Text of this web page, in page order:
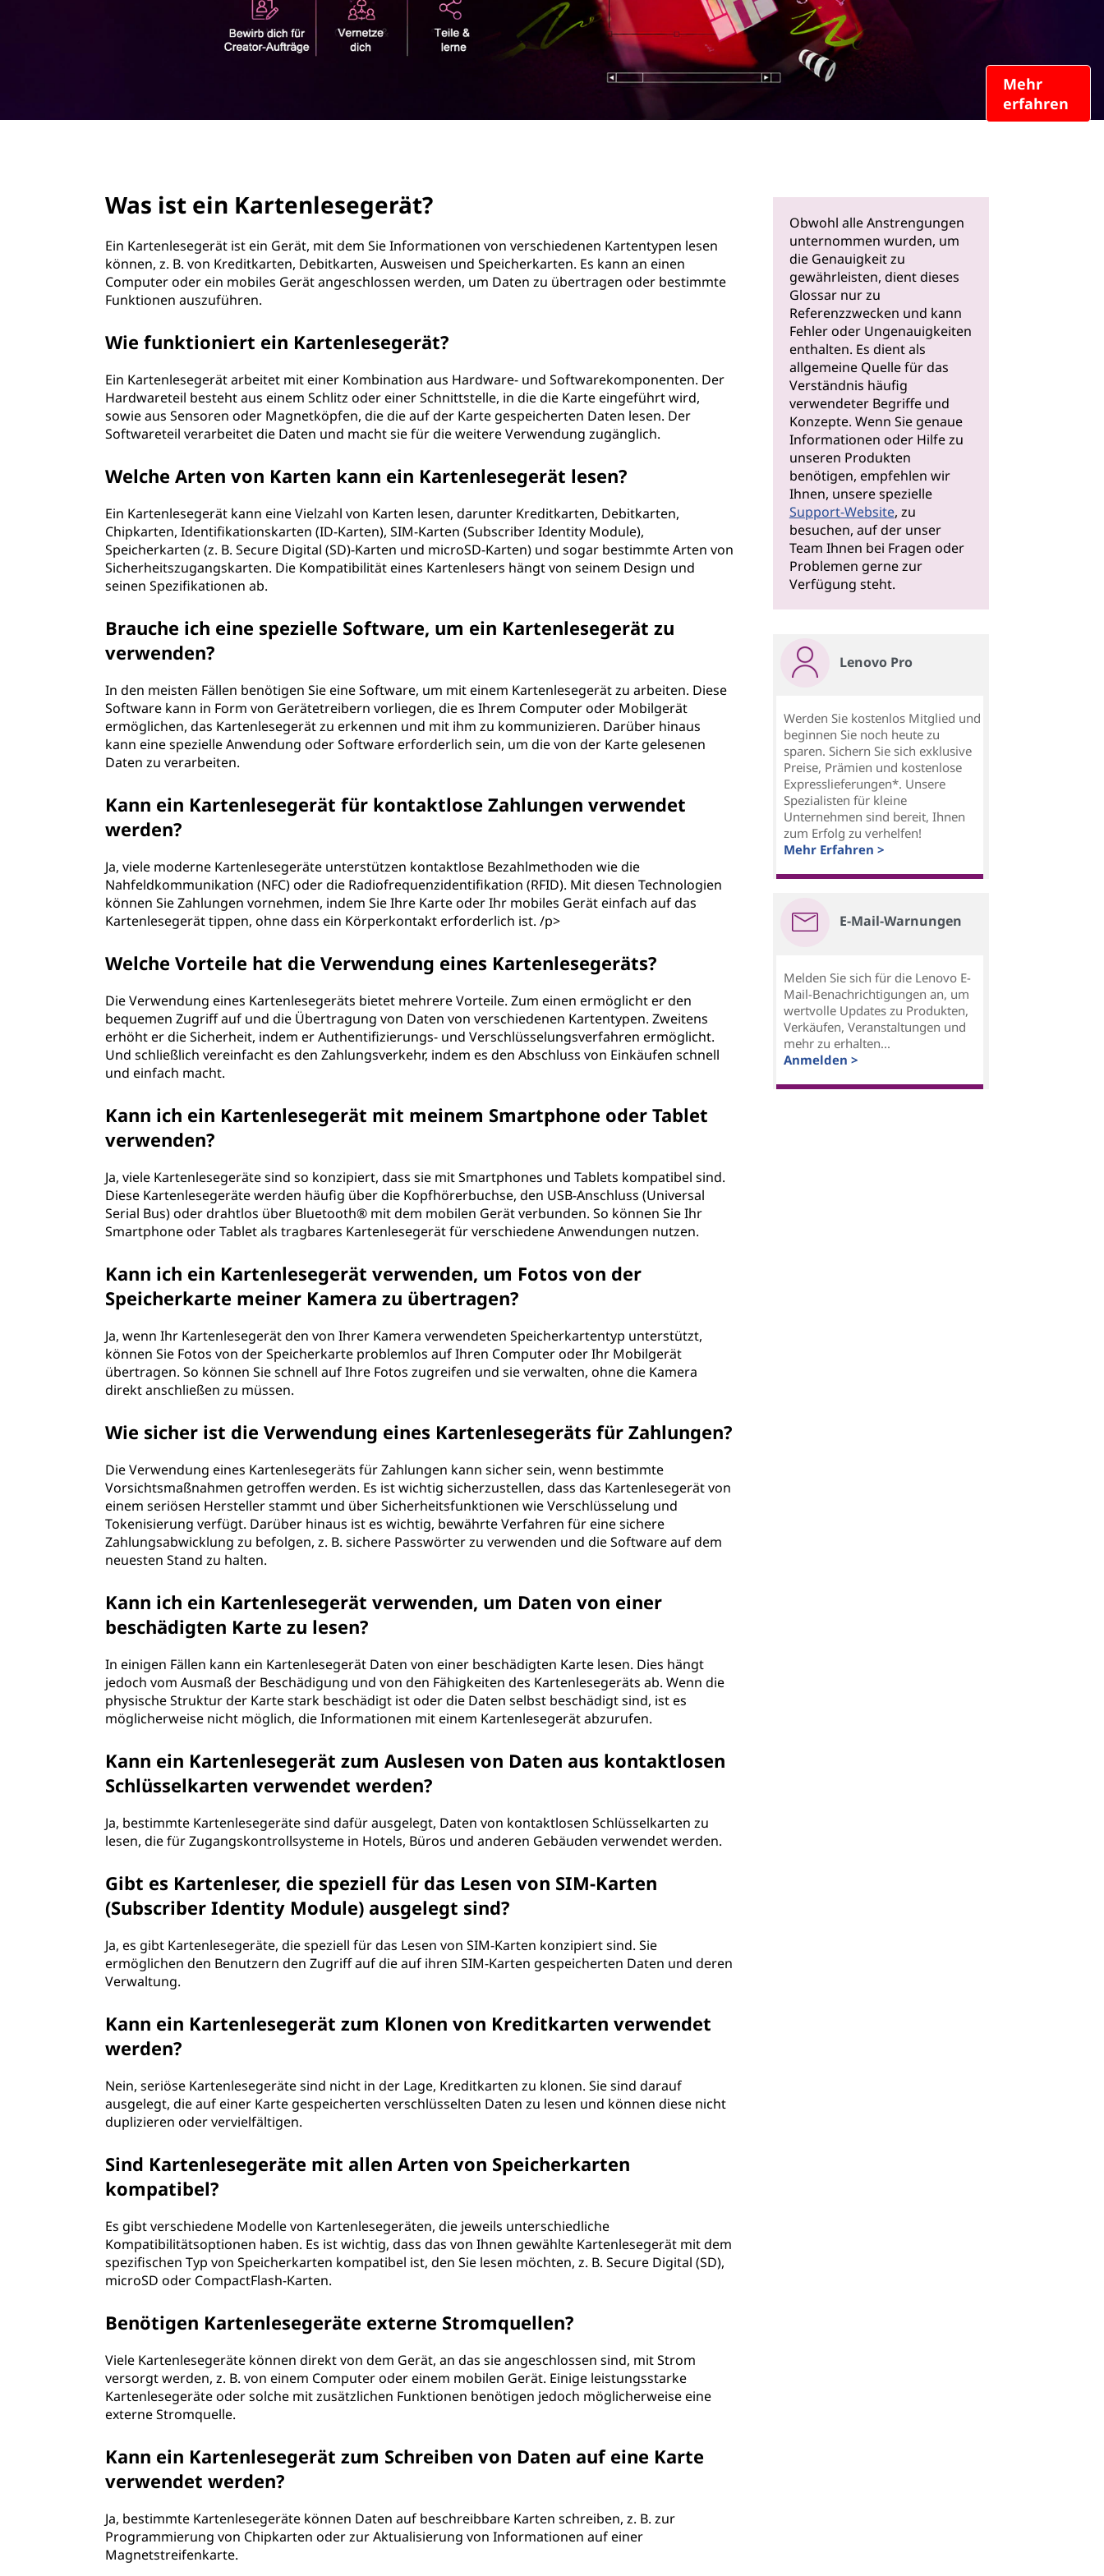
Was ist ein Kartenlesegerät?
Ein Kartenlesegerät ist ein Gerät, mit dem Sie Informationen von verschiedenen Kartentypen lesen
können, z. B. von Kreditkarten, Debitkarten, Ausweisen und Speicherkarten. Es kann an einen
Computer oder ein mobiles Gerät angeschlossen werden, um Daten zu übertragen oder bestimmte
Funktionen auszuführen.
Wie funktioniert ein Kartenlesegerät?
Ein Kartenlesegerät arbeitet mit einer Kombination aus Hardware- und Softwarekomponenten. Der
Hardwareteil besteht aus einem Schlitz oder einer Schnittstelle, in die die Karte eingeführt wird,
sowie aus Sensoren oder Magnetköpfen, die die auf der Karte gespeicherten Daten lesen. Der
Softwareteil verarbeitet die Daten und macht sie für die weitere Verwendung zugänglich.
Welche Arten von Karten kann ein Kartenlesegerät lesen?
Ein Kartenlesegerät kann eine Vielzahl von Karten lesen, darunter Kreditkarten, Debitkarten,
Chipkarten, Identifikationskarten (ID-Karten), SIM-Karten (Subscriber Identity Module),
Speicherkarten (z. B. Secure Digital (SD)-Karten und microSD-Karten) und sogar bestimmte Arten von
Sicherheitszugangskarten. Die Kompatibilität eines Kartenlesers hängt von seinem Design und
seinen Spezifikationen ab.
Brauche ich eine spezielle Software, um ein Kartenlesegerät zu
verwenden?
In den meisten Fällen benötigen Sie eine Software, um mit einem Kartenlesegerät zu arbeiten. Diese
Software kann in Form von Gerätetreibern vorliegen, die es Ihrem Computer oder Mobilgerät
ermöglichen, das Kartenlesegerät zu erkennen und mit ihm zu kommunizieren. Darüber hinaus
kann eine spezielle Anwendung oder Software erforderlich sein, um die von der Karte gelesenen
Daten zu verarbeiten.
Kann ein Kartenlesegerät für kontaktlose Zahlungen verwendet
werden?
Ja, viele moderne Kartenlesegeräte unterstützen kontaktlose Bezahlmethoden wie die
Nahfeldkommunikation (NFC) oder die Radiofrequenzidentifikation (RFID). Mit diesen Technologien
können Sie Zahlungen vornehmen, indem Sie Ihre Karte oder Ihr mobiles Gerät einfach auf das
Kartenlesegerät tippen, ohne dass ein Körperkontakt erforderlich ist. /p>
Welche Vorteile hat die Verwendung eines Kartenlesegeräts?
Die Verwendung eines Kartenlesegeräts bietet mehrere Vorteile. Zum einen ermöglicht er den
bequemen Zugriff auf und die Übertragung von Daten von verschiedenen Kartentypen. Zweitens
erhöht er die Sicherheit, indem er Authentifizierungs- und Verschlüsselungsverfahren ermöglicht.
Und schließlich vereinfacht es den Zahlungsverkehr, indem es den Abschluss von Einkäufen schnell
und einfach macht.
Kann ich ein Kartenlesegerät mit meinem Smartphone oder Tablet
verwenden?
Ja, viele Kartenlesegeräte sind so konzipiert, dass sie mit Smartphones und Tablets kompatibel sind.
Diese Kartenlesegeräte werden häufig über die Kopfhörerbuchse, den USB-Anschluss (Universal
Serial Bus) oder drahtlos über Bluetooth® mit dem mobilen Gerät verbunden. So können Sie Ihr
Smartphone oder Tablet als tragbares Kartenlesegerät für verschiedene Anwendungen nutzen.
Kann ich ein Kartenlesegerät verwenden, um Fotos von der
Speicherkarte meiner Kamera zu übertragen?
Ja, wenn Ihr Kartenlesegerät den von Ihrer Kamera verwendeten Speicherkartentyp unterstützt,
können Sie Fotos von der Speicherkarte problemlos auf Ihren Computer oder Ihr Mobilgerät
übertragen. So können Sie schnell auf Ihre Fotos zugreifen und sie verwalten, ohne die Kamera
direkt anschließen zu müssen.
Wie sicher ist die Verwendung eines Kartenlesegeräts für Zahlungen?
Die Verwendung eines Kartenlesegeräts für Zahlungen kann sicher sein, wenn bestimmte
Vorsichtsmaßnahmen getroffen werden. Es ist wichtig sicherzustellen, dass das Kartenlesegerät von
einem seriösen Hersteller stammt und über Sicherheitsfunktionen wie Verschlüsselung und
Tokenisierung verfügt. Darüber hinaus ist es wichtig, bewährte Verfahren für eine sichere
Zahlungsabwicklung zu befolgen, z. B. sichere Passwörter zu verwenden und die Software auf dem
neuesten Stand zu halten.
Kann ich ein Kartenlesegerät verwenden, um Daten von einer
beschädigten Karte zu lesen?
In einigen Fällen kann ein Kartenlesegerät Daten von einer beschädigten Karte lesen. Dies hängt
jedoch vom Ausmaß der Beschädigung und von den Fähigkeiten des Kartenlesegeräts ab. Wenn die
physische Struktur der Karte stark beschädigt ist oder die Daten selbst beschädigt sind, ist es
möglicherweise nicht möglich, die Informationen mit einem Kartenlesegerät abzurufen.
Kann ein Kartenlesegerät zum Auslesen von Daten aus kontaktlosen
Schlüsselkarten verwendet werden?
Ja, bestimmte Kartenlesegeräte sind dafür ausgelegt, Daten von kontaktlosen Schlüsselkarten zu
lesen, die für Zugangskontrollsysteme in Hotels, Büros und anderen Gebäuden verwendet werden.
Gibt es Kartenleser, die speziell für das Lesen von SIM-Karten
(Subscriber Identity Module) ausgelegt sind?
Ja, es gibt Kartenlesegeräte, die speziell für das Lesen von SIM-Karten konzipiert sind. Sie
ermöglichen den Benutzern den Zugriff auf die auf ihren SIM-Karten gespeicherten Daten und deren
Verwaltung.
Kann ein Kartenlesegerät zum Klonen von Kreditkarten verwendet
werden?
Nein, seriöse Kartenlesegeräte sind nicht in der Lage, Kreditkarten zu klonen. Sie sind darauf
ausgelegt, die auf einer Karte gespeicherten verschlüsselten Daten zu lesen und können diese nicht
duplizieren oder vervielfältigen.
Sind Kartenlesegeräte mit allen Arten von Speicherkarten
kompatibel?
Es gibt verschiedene Modelle von Kartenlesegeräten, die jeweils unterschiedliche
Kompatibilitätsoptionen haben. Es ist wichtig, dass das von Ihnen gewählte Kartenlesegerät mit dem
spezifischen Typ von Speicherkarten kompatibel ist, den Sie lesen möchten, z. B. Secure Digital (SD),
microSD oder CompactFlash-Karten.
Benötigen Kartenlesegeräte externe Stromquellen?
Viele Kartenlesegeräte können direkt von dem Gerät, an das sie angeschlossen sind, mit Strom
versorgt werden, z. B. von einem Computer oder einem mobilen Gerät. Einige leistungsstarke
Kartenlesegeräte oder solche mit zusätzlichen Funktionen benötigen jedoch möglicherweise eine
externe Stromquelle.
Kann ein Kartenlesegerät zum Schreiben von Daten auf eine Karte
verwendet werden?
Ja, bestimmte Kartenlesegeräte können Daten auf beschreibbare Karten schreiben, z. B. zur
Programmierung von Chipkarten oder zur Aktualisierung von Informationen auf einer
Magnetstreifenkarte.
Obwohl alle Anstrengungen
unternommen wurden, um
die Genauigkeit zu
gewährleisten, dient dieses
Glossar nur zu
Referenzzwecken und kann
Fehler oder Ungenauigkeiten
enthalten. Es dient als
allgemeine Quelle für das
Verständnis häufig
verwendeter Begriffe und
Konzepte. Wenn Sie genaue
Informationen oder Hilfe zu
unseren Produkten
benötigen, empfehlen wir
Ihnen, unsere spezielle
Support-Website, zu
besuchen, auf der unser
Team Ihnen bei Fragen oder
Problemen gerne zur
Verfügung steht.
Lenovo Pro
Werden Sie kostenlos Mitglied und
beginnen Sie noch heute zu
sparen. Sichern Sie sich exklusive
Preise, Prämien und kostenlose
Expresslieferungen*. Unsere
Spezialisten für kleine
Unternehmen sind bereit, Ihnen
zum Erfolg zu verhelfen!
Mehr Erfahren >
E-Mail-Warnungen
Melden Sie sich für die Lenovo E-
Mail-Benachrichtigungen an, um
wertvolle Updates zu Produkten,
Verkäufen, Veranstaltungen und
mehr zu erhalten...
Anmelden >